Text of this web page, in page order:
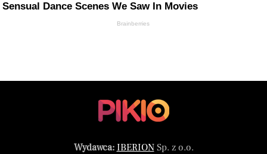
Sensual Dance Scenes We Saw In Movies
Brainberries
Wydawca: IBERIONSp. z o.o.